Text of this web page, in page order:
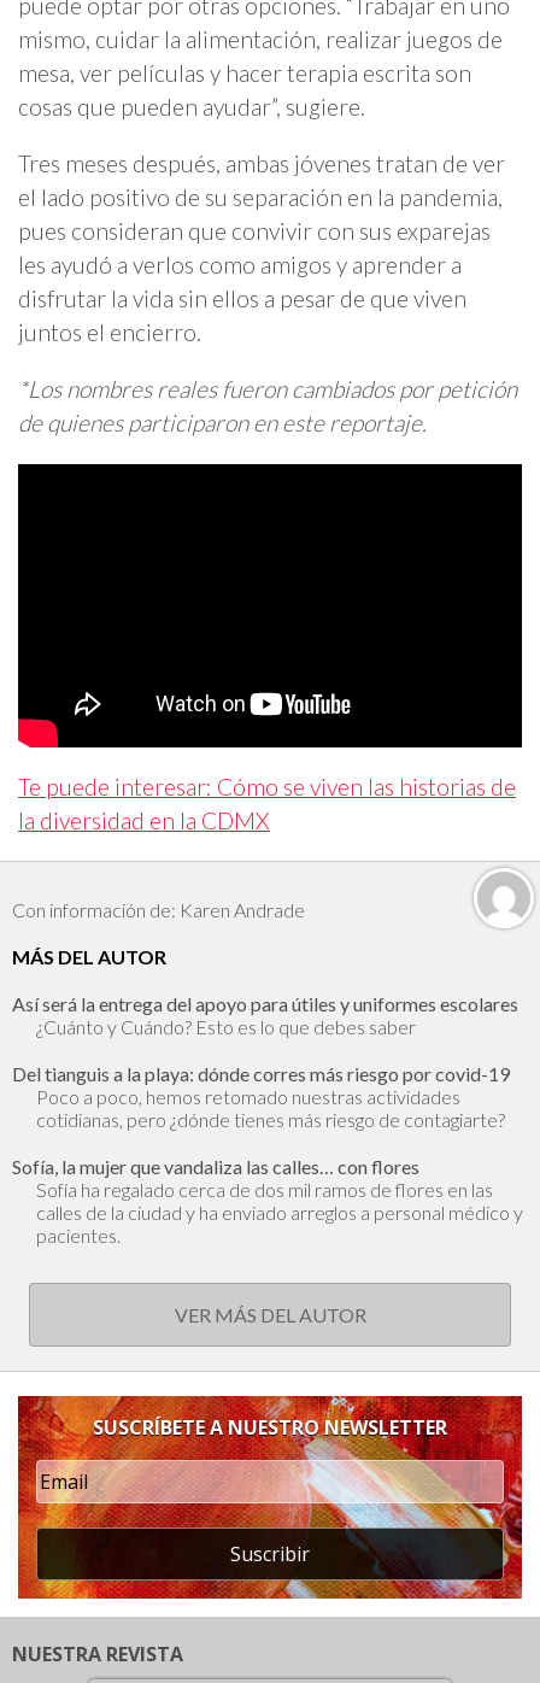
mismo, cuidar la alimentación, realizar juegos de
mesa, ver películas y hacer terapia escrita son
cosas que pueden ayudar”, sugiere.
Tres meses después, ambas jóvenes tratan de ver
el lado positivo de su separación en la pandemia,
pues consideran que convivir con sus exparejas
les ayudó a verlos como amigos y aprender a
disfrutar la vida sin ellos a pesar de que viven
juntos el encierro.
*Los nombres reales fueron cambiados por petición
de quienes participaron en este reportaje.
Te puede interesar: Cómo se viven las historias de
la diversidad en la CDMX
Con información de: Karen Andrade
MÁS DEL AUTOR
Así será la entrega del apoyo para útiles y uniformes escolares
¿Cuánto y Cuándo? Esto es lo que debes saber
Del tianguis a la playa: dónde corres más riesgo por covid-19
Poco a poco, hemos retomado nuestras actividades
cotidianas, pero ¿dónde tienes más riesgo de contagiarte?
Sofía, la mujer que vandaliza las calles… con flores
Sofía ha regalado cerca de dos mil ramos de flores en las
calles de la ciudad y ha enviado arreglos a personal médico y
pacientes.
VER MÁS DEL AUTOR
SUSCRÍBETE A NUESTRO NEWSLETTER
Suscribir
NUESTRA REVISTA